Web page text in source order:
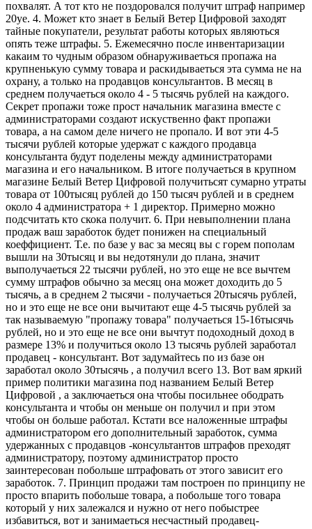
похвалят. А тот кто не поздоровался получит штраф например
20уе. 4. Может кто знает в Белый Ветер Цифровой заходят
тайные покупатели, результат работы которых являються
опять теже штрафы. 5. Ежемесячно после инвентаризации
какаим то чудным образом обнаруживаеться пропажа на
крупненькую сумму товара и раскидываеться эта сумма не на
охрану, а только на продавцов консультантов. В месяц в
среднем получаеться около 4 - 5 тысячь рублей на каждого.
Секрет пропажи тоже прост начальник магазина вместе с
администраторами создают искуственно факт пропажи
товара, а на самом деле ничего не пропало. И вот эти 4-5
тысячи рублей которые удержат с каждого продавца
консультанта будут поделены между администраторами
магазина и его начальником. В итоге получаеться в крупном
магазине Белый Ветер Цифровой получитьсят сумарно утраты
товара от 100тысяц рублей до 150 тысяч рублей и в среднем
около 4 администратора + 1 директор. Примерно можно
подсчитать кто скока получит. 6. При невыполнении плана
продаж ваш заработок будет понижен на специальный
коеффициент. Т.е. по базе у вас за месяц вы с горем пополам
вышли на 30тысяц и вы недотянули до плана, значит
выполучаеться 22 тысячи рублей, но это еще не все вычтем
сумму штрафов обычно за месяц она может доходить до 5
тысячь, а в среднем 2 тысячи - получаеться 20тысячь рублей,
но и это еще не все они вычитают еще 4-5 тысячь рублей за
так называемую "пропажу товара" получаеться 15-16тысячь
рублей, но и это еще не все они вычтут подоходный доход в
размере 13% и получиться около 13 тысячь рублей заработал
продавец - консультант. Вот задумайтесь по из базе он
заработал около 30тысячь , а получил всего 13. Вот вам яркий
пример политики магазина под названием Белый Ветер
Цифровой , а заключаеться она чтобы посильнее ободрать
консультанта и чтобы он меньше он получил и при этом
чтобы он больше работал. Кстати все наложенные штрафы
администратором его дополнительный заработок, сумма
удержанных с продавцов -консультантов штрафов преходят
администратору, поэтому администратор просто
заинтересован побольше штрафовать от этого зависит его
заработок. 7. Принцип продажи там построен по принципу не
просто впарить побольше товара, а побольше того товара
который у них залежался и нужно от него побыстрее
избавиться, вот и занимаеться несчастный продавец-